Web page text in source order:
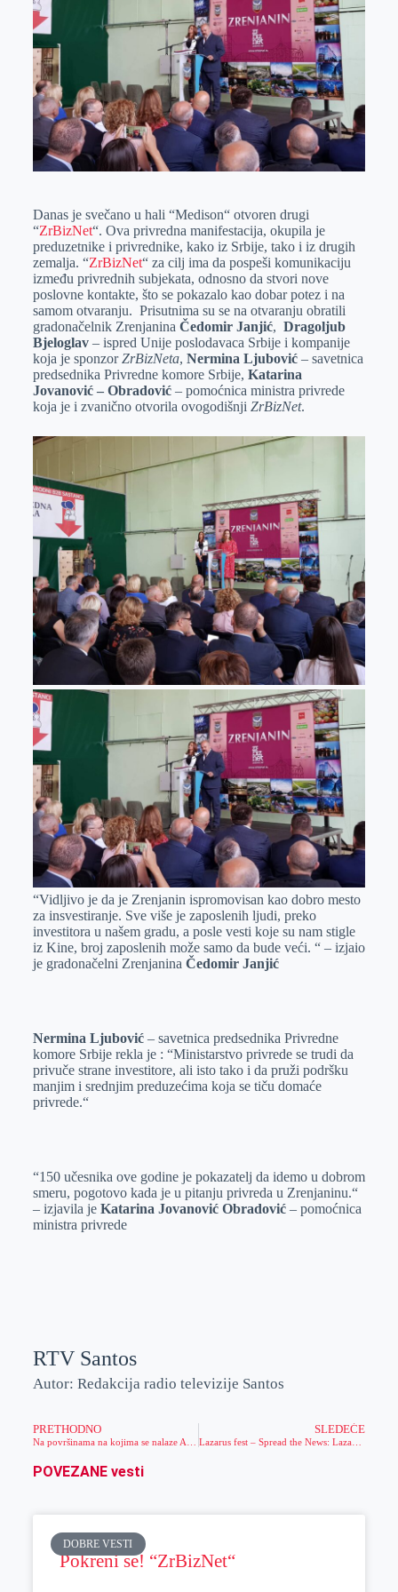
k
g
e
r
d
I
n
r
t
s
A
p
p
m
a
i
l
Danas je svečano u hali “Medison“ otvoren drugi
“ZrBizNet“. Ova privredna manifestacija, okupila je
preduzetnike i privrednike, kako iz Srbije, tako i iz drugih
zemalja. “ZrBizNet“ za cilj ima da pospeši komunikaciju
između privrednih subjekata, odnosno da stvori nove
poslovne kontakte, što se pokazalo kao dobar potez i na
samom otvaranju. Prisutnima su se na otvaranju obratili
gradonačelnik Zrenjanina Čedomir Janjić, Dragoljub
Bjeloglav– ispred Unije poslodavaca Srbije i kompanije
koja je sponzorZrBizNeta, Nermina Ljubović– savetnica
predsednika Privredne komore Srbije, Katarina
Jovanović – Obradović– pomoćnica ministra privrede
koja je i zvanično otvorila ovogodišnji ZrBizNet.
“Vidljivo je da je Zrenjanin ispromovisan kao dobro mesto
za insvestiranje. Sve više je zaposlenih ljudi, preko
investitora u našem gradu, a posle vesti koje su nam stigle
iz Kine, broj zaposlenih može samo da bude veći. “ – izjaio
je gradonačelni Zrenjanina Čedomir Janjić
Nermina Ljubović– savetnica predsednika Privredne
komore Srbije rekla je : “Ministarstvo privrede se trudi da
privuče strane investitore, ali isto tako i da pruži podršku
manjim i srednjim preduzećima koja se tiču domaće
privrede.“
“150 učesnika ove godine je pokazatelj da idemo u dobrom
smeru, pogotovo kada je u pitanju privreda u Zrenjaninu.“
– izjavila je Katarina Jovanović Obradović– pomoćnica
ministra privrede
RTV Santos
Autor: Redakcija radio televizije Santos
PRETHODNO SLEDEĆE
POVEZANE vesti
DOBRE VESTI
Pokreni se! “ZrBizNet“